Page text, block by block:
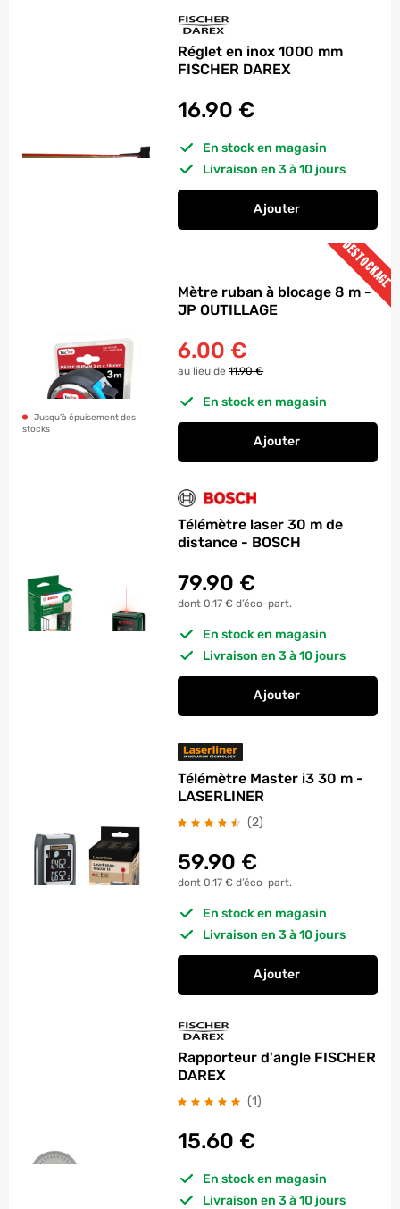
Réglet en inox 1000 mm
FISCHER DAREX
16.90 €
En stock en magasin
Livraison en 3 à 10 jours
Ajouter
DESTOCKAGE
Jusqu’à épuisement des
stocks
Mètre ruban à blocage 8 m -
JP OUTILLAGE
6.00 €
au lieu de11.90 €
En stock en magasin
Ajouter
Télémètre laser 30 m de
distance - BOSCH
79.90 €
dont 0.17 € d’éco-part.
En stock en magasin
Livraison en 3 à 10 jours
Ajouter
Télémètre Master i3 30 m -
LASERLINER
(2)
59.90 €
dont 0.17 € d’éco-part.
En stock en magasin
Livraison en 3 à 10 jours
Ajouter
Rapporteur d'angle FISCHER
DAREX
(1)
15.60 €
En stock en magasin
Livraison en 3 à 10 jours